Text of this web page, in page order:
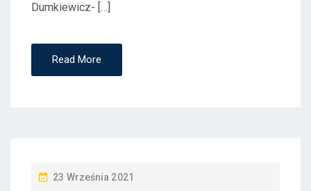
Dumkiewicz- […]
Read More
P
23 Września 2021